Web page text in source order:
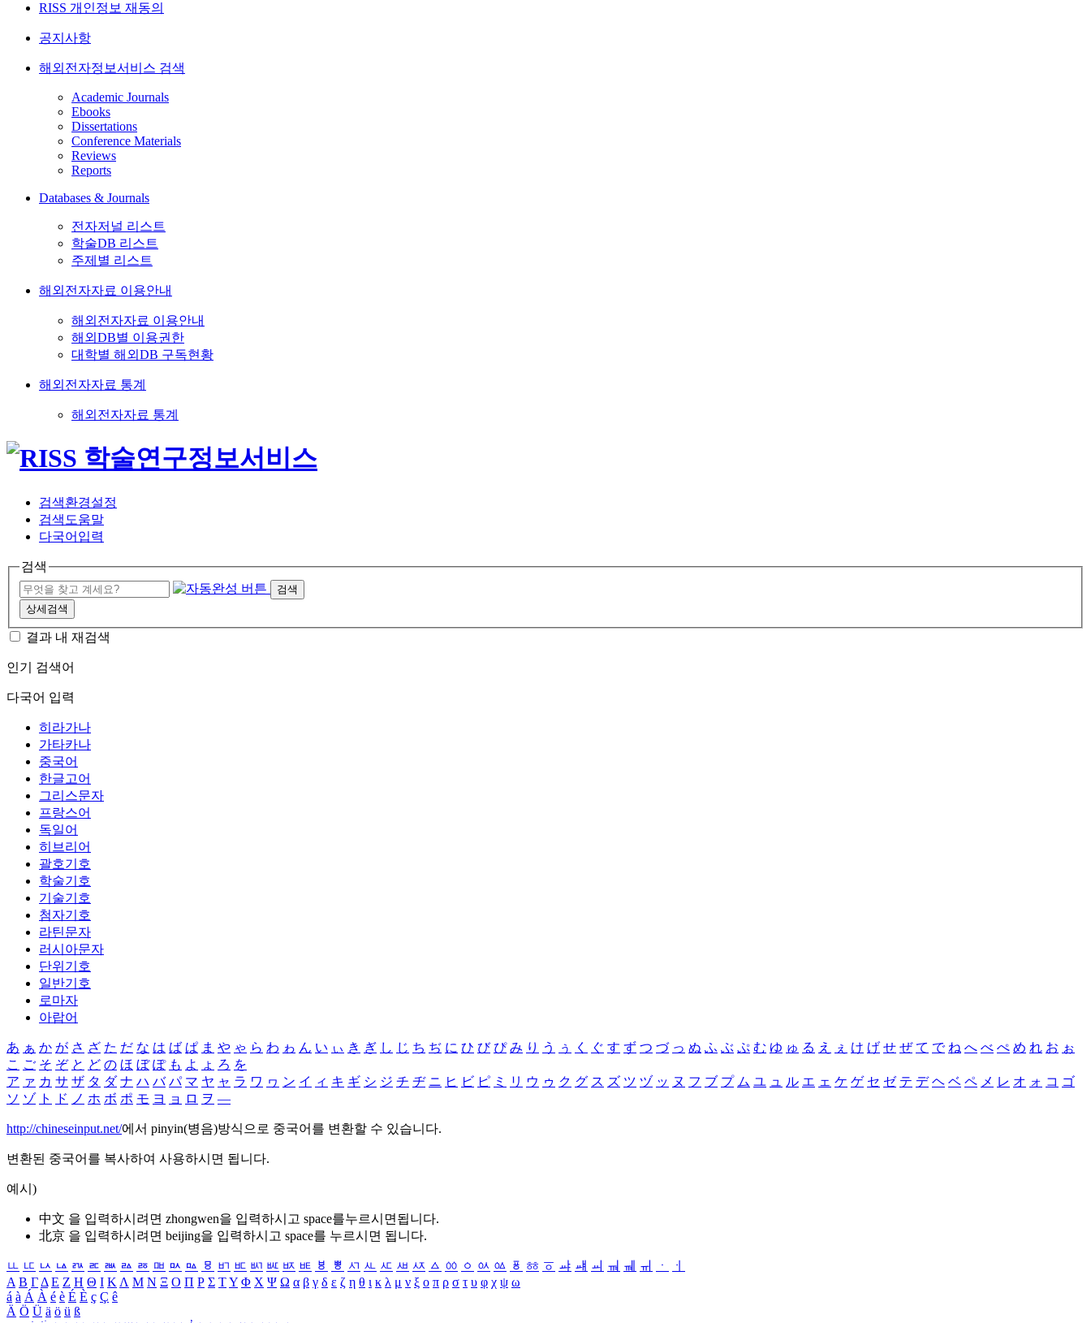
RISS 개인정보 재동의
공지사항
해외전자정보서비스 검색
Academic Journals
Ebooks
Dissertations
Conference Materials
Reviews
Reports
Databases & Journals
전자저널 리스트
학술DB 리스트
주제별 리스트
해외전자자료 이용안내
해외전자자료 이용안내
해외DB별 이용권한
대학별 해외DB 구독현황
해외전자자료 통계
해외전자자료 통계
검색환경설정
검색도움말
다국어입력
검색
검색
상세검색
결과 내 재검색
인기 검색어
다국어 입력
히라가나
가타카나
중국어
한글고어
그리스문자
프랑스어
독일어
히브리어
괄호기호
학술기호
기술기호
첨자기호
라틴문자
러시아문자
단위기호
일반기호
로마자
아랍어
あ ぁ か が さ ざ た だ な は ば ぱ ま や ゃ ら わ ゎ ん い ぃ き ぎ し じ ち ぢ に ひ び ぴ み り う ぅ く ぐ す ず つ づ っ ぬ ふ ぶ ぷ む ゆ ゅ る え ぇ け げ せ ぜ て で ね へ べ ぺ め れ お ぉ
こ ご そ ぞ と ど の ほ ぼ ぽ も よ ょ ろ を
ア ァ カ サ ザ タ ダ ナ ハ バ パ マ ヤ ャ ラ ワ ヮ ン イ ィ キ ギ シ ジ チ ヂ ニ ヒ ビ ピ ミ リ ウ ゥ ク グ ス ズ ツ ヅ ッ ヌ フ ブ プ ム ユ ュ ル エ ェ ケ ゲ セ ゼ テ デ ヘ ベ ペ メ レ オ ォ コ ゴ
ソ ゾ ト ド ノ ホ ボ ポ モ ヨ ョ ロ ヲ ―
http://chineseinput.net/에서 pinyin(병음)방식으로 중국어를 변환할 수 있습니다.
변환된 중국어를 복사하여 사용하시면 됩니다.
예시)
中文 을 입력하시려면 zhongwen을 입력하시고 space를누르시면됩니다.
北京 을 입력하시려면 beijing을 입력하시고 space를 누르시면 됩니다.
ㅥ ㅦ ㅧ ㅨ ㅩ ㅪ ㅫ ㅬ ㅭ ㅮ ㅯ ㅰ ㅱ ㅲ ㅳ ㅴ ㅵ ㅶ ㅷ ㅸ ㅹ ㅺ ㅻ ㅼ ㅽ ㅾ ㅿ ㆀ ㆁ ㆂ ㆃ ㆄ ㆅ ㆆ ㆇ ㆈ ㆉ ㆊ ㆋ ㆌ ㆍ
ㆎ
Α Β ΓΔ Ε Ζ Η Θ Ι ΚΛ Μ Ν Ξ Ο Π Ρ Σ ΤΥ Φ Χ Ψ Ω α β γ δ ε ζ η θ ι κ λ μ ν ξ ο π ρ σ τ υ φ χ ψ ω
á à Á À é è É È ç Ç ê
Ä Ö Ü ä ö ü ß